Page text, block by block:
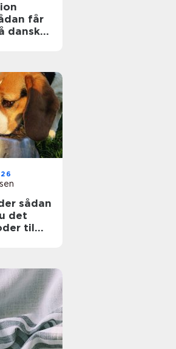
får
dansk
det
til